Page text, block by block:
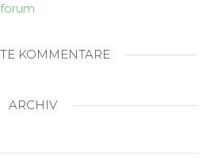
KOMMENTARE
ARCHIV